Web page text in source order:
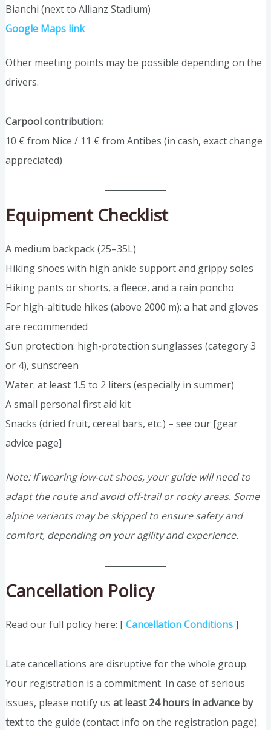
Bianchi (next to Allianz Stadium)
Google Maps link
Other meeting points may be possible depending on the
drivers.
Carpool contribution:
10 € from Nice / 11 € from Antibes (in cash, exact change
appreciated)
Equipment Checklist
A medium backpack (25–35L)
Hiking shoes with high ankle support and grippy soles
Hiking pants or shorts, a fleece, and a rain poncho
For high-altitude hikes (above 2000 m): a hat and gloves
are recommended
Sun protection: high-protection sunglasses (category 3
or 4), sunscreen
Water: at least 1.5 to 2 liters (especially in summer)
A small personal first aid kit
Snacks (dried fruit, cereal bars, etc.) – see our [gear
advice page]
Note: If wearing low-cut shoes, your guide will need to
adapt the route and avoid off-trail or rocky areas. Some
alpine variants may be skipped to ensure safety and
comfort, depending on your agility and experience.
Cancellation Policy
Read our full policy here: [Cancellation Conditions]
Late cancellations are disruptive for the whole group.
Your registration is a commitment. In case of serious
issues, please notify us at least 24 hours in advance by
textto the guide (contact info on the registration page).